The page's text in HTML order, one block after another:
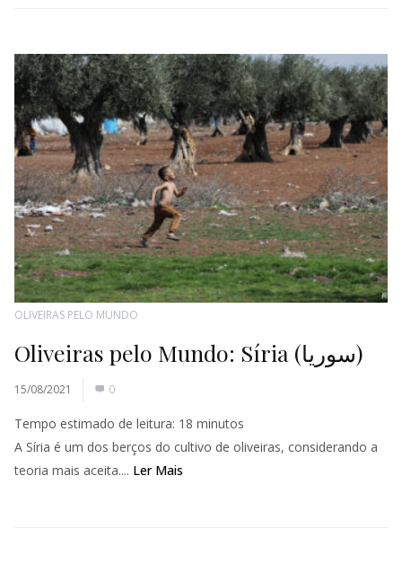
OLIVEIRAS PELO MUNDO
Oliveiras pelo Mundo: Síria (سوريا)
15/08/2021 0
Tempo estimado de leitura: 18 minutos
A Síria é um dos berços do cultivo de oliveiras, considerando a
teoria mais aceita.... Ler Mais